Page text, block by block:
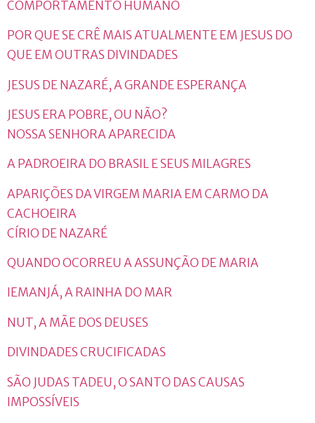
COMPORTAMENTO HUMANO
POR QUE SE CRÊ MAIS ATUALMENTE EM JESUS DO
QUE EM OUTRAS DIVINDADES
JESUS DE NAZARÉ, A GRANDE ESPERANÇA
JESUS ERA POBRE, OU NÃO?
NOSSA SENHORA APARECIDA
A PADROEIRA DO BRASIL E SEUS MILAGRES
APARIÇÕES DA VIRGEM MARIA EM CARMO DA
CACHOEIRA
CÍRIO DE NAZARÉ
QUANDO OCORREU A ASSUNÇÃO DE MARIA
IEMANJÁ, A RAINHA DO MAR
NUT, A MÃE DOS DEUSES
DIVINDADES CRUCIFICADAS
SÃO JUDAS TADEU, O SANTO DAS CAUSAS
IMPOSSÍVEIS